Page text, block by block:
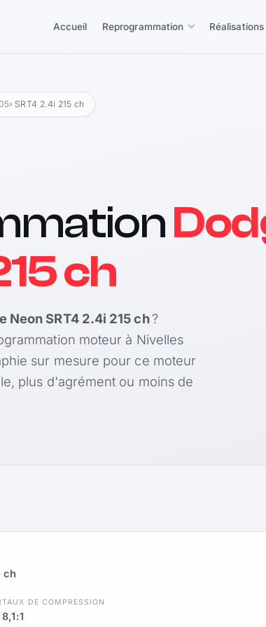
Accueil Reprogrammation Réalisations
› SRT4 2.4i 215 ch
ch
Neon SRT4 2.4i 215 ch?
moteur à Nivelles
sur mesure pour ce moteur
plus d'agrément ou moins de
ch
TAUX DE COMPRESSION
8,1:1